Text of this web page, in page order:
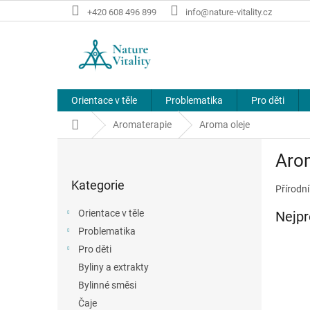
na
+420 608 496 899 info@nature-vitality.cz
Orientace v těle Problematika Pro děti
Domů Aromaterapie Aroma oleje
kategorie
Kategorie
Orientace v těle
Problematika
Pro děti
Byliny a extrakty
Bylinné směsi
Čaje